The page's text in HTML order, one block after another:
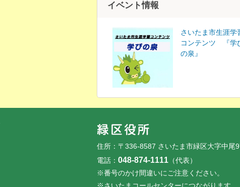
イベント情報
さいたま市生涯学
コンテンツ 『学
の泉』
住所：〒336-8587 さいたま市緑区大字中尾
電話： 048-874-1111 （代表）
※番号のかけ間違いにご注意ください。